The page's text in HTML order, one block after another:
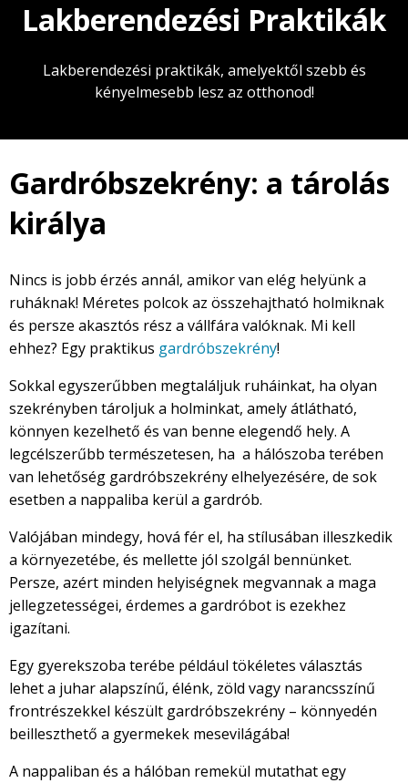
Lakberendezési Praktikák
Lakberendezési praktikák, amelyektől szebb és
kényelmesebb lesz az otthonod!
Gardróbszekrény: a tárolás
királya
Nincs is jobb érzés annál, amikor van elég helyünk a
ruháknak! Méretes polcok az összehajtható holmiknak
és persze akasztós rész a vállfára valóknak. Mi kell
ehhez? Egy praktikus gardróbszekrény!
Sokkal egyszerűbben megtaláljuk ruháinkat, ha olyan
szekrényben tároljuk a holminkat, amely átlátható,
könnyen kezelhető és van benne elegendő hely. A
legcélszerűbb természetesen, ha a hálószoba terében
van lehetőség gardróbszekrény elhelyezésére, de sok
esetben a nappaliba kerül a gardrób.
Valójában mindegy, hová fér el, ha stílusában illeszkedik
a környezetébe, és mellette jól szolgál bennünket.
Persze, azért minden helyiségnek megvannak a maga
jellegzetességei, érdemes a gardróbot is ezekhez
igazítani.
Egy gyerekszoba terébe például tökéletes választás
lehet a juhar alapszínű, élénk, zöld vagy narancsszínű
frontrészekkel készült gardróbszekrény – könnyedén
beilleszthető a gyermekek mesevilágába!
A nappaliban és a hálóban remekül mutathat egy